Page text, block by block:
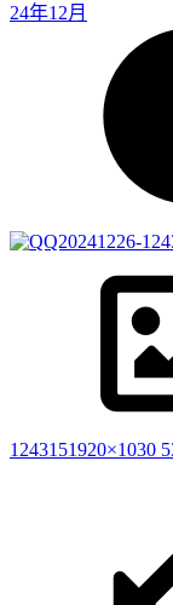
24年12月
1243151920×1030